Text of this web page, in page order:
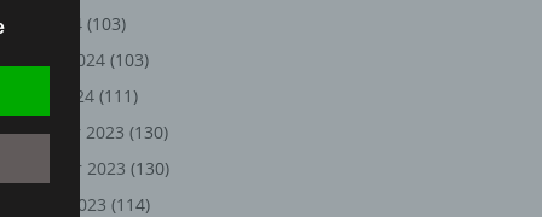
2024 (103)
Februar 2024 (103)
Januar 2024 (111)
2023 (130)
November 2023 (130)
Oktober 2023 (114)